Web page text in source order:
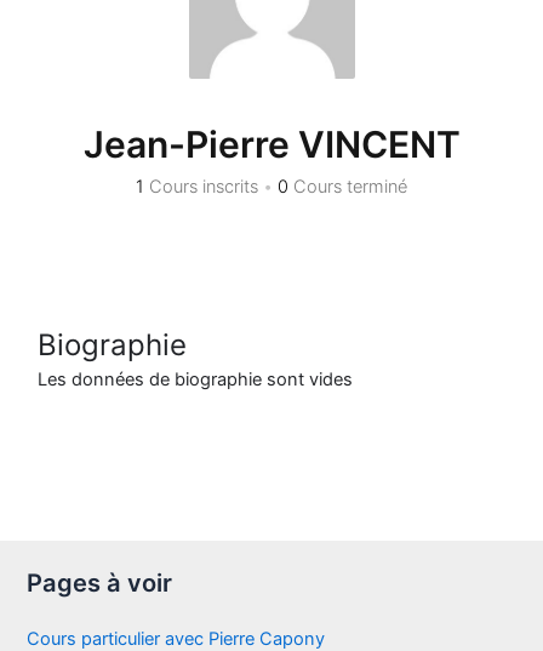
Jean-Pierre VINCENT
1 Cours inscrits • 0 Cours terminé
Biographie
Les données de biographie sont vides
Pages à voir
Cours particulier avec Pierre Capony